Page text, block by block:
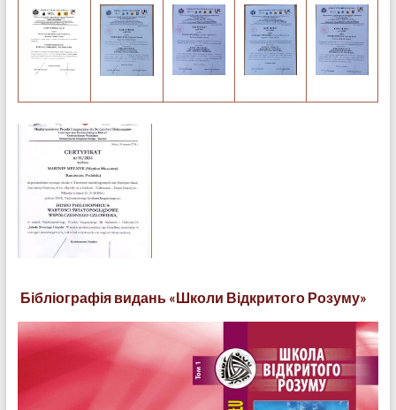
Бібліографія видань «Школи Відкритого Розуму»